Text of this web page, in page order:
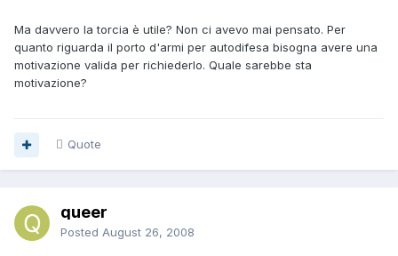
Ma davvero la torcia è utile? Non ci avevo mai pensato. Per
quanto riguarda il porto d'armi per autodifesa bisogna avere una
motivazione valida per richiederlo. Quale sarebbe sta
motivazione?
Quote
queer
Posted August 26, 2008